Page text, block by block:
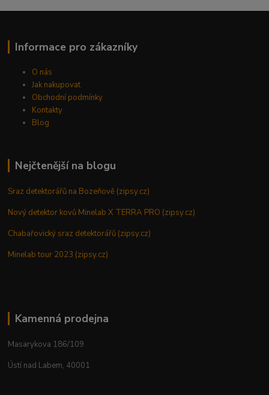
Informace pro zákazníky
O nás
Jak nakupovat
Obchodní podmínky
Kontakty
Blog
Nejčtenější na blogu
Sraz detektorářů na Bozeňově (zipsy.cz)
Nový detektor kovů Minelab X TERRA PRO (zipsy.cz)
Chabařovický sraz detektorářů (zipsy.cz)
Minelab tour 2023 (zipsy.cz)
Kamenná prodejna
Masarykova 186/109
Ústí nad Labem, 40001